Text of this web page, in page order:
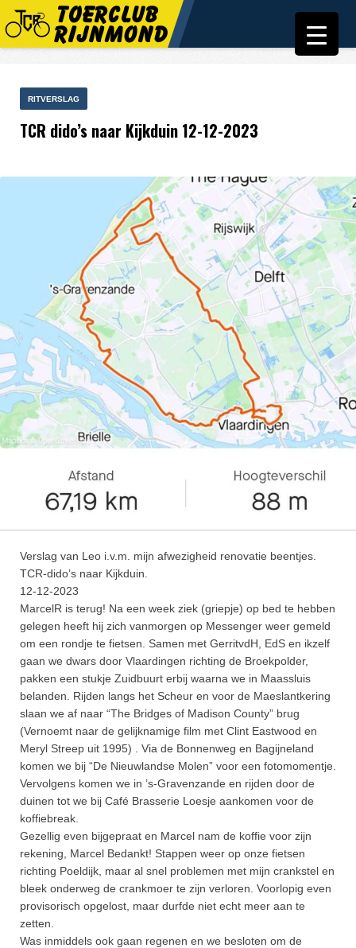
RITVERSLAG
TCR dido’s naar Kijkduin 12-12-2023
Verslag van Leo i.v.m. mijn afwezigheid renovatie beentjes.
TCR-dido’s naar Kijkduin.
12-12-2023
MarcelR is terug! Na een week ziek (griepje) op bed te hebben
gelegen heeft hij zich vanmorgen op Messenger weer gemeld
om een rondje te fietsen. Samen met GerritvdH, EdS en ikzelf
gaan we dwars door Vlaardingen richting de Broekpolder,
pakken een stukje Zuidbuurt erbij waarna we in Maassluis
belanden. Rijden langs het Scheur en voor de Maeslantkering
slaan we af naar “The Bridges of Madison County” brug
(Vernoemt naar de gelijknamige film met Clint Eastwood en
Meryl Streep uit 1995) . Via de Bonnenweg en Bagijneland
komen we bij “De Nieuwlandse Molen” voor een fotomomentje.
Vervolgens komen we in ’s-Gravenzande en rijden door de
duinen tot we bij Café Brasserie Loesje aankomen voor de
koffiebreak.
Gezellig even bijgepraat en Marcel nam de koffie voor zijn
rekening, Marcel Bedankt! Stappen weer op onze fietsen
richting Poeldijk, maar al snel problemen met mijn crankstel en
bleek onderweg de crankmoer te zijn verloren. Voorlopig even
provisorisch opgelost, maar durfde niet echt meer aan te
zetten.
Was inmiddels ook gaan regenen en we besloten om de